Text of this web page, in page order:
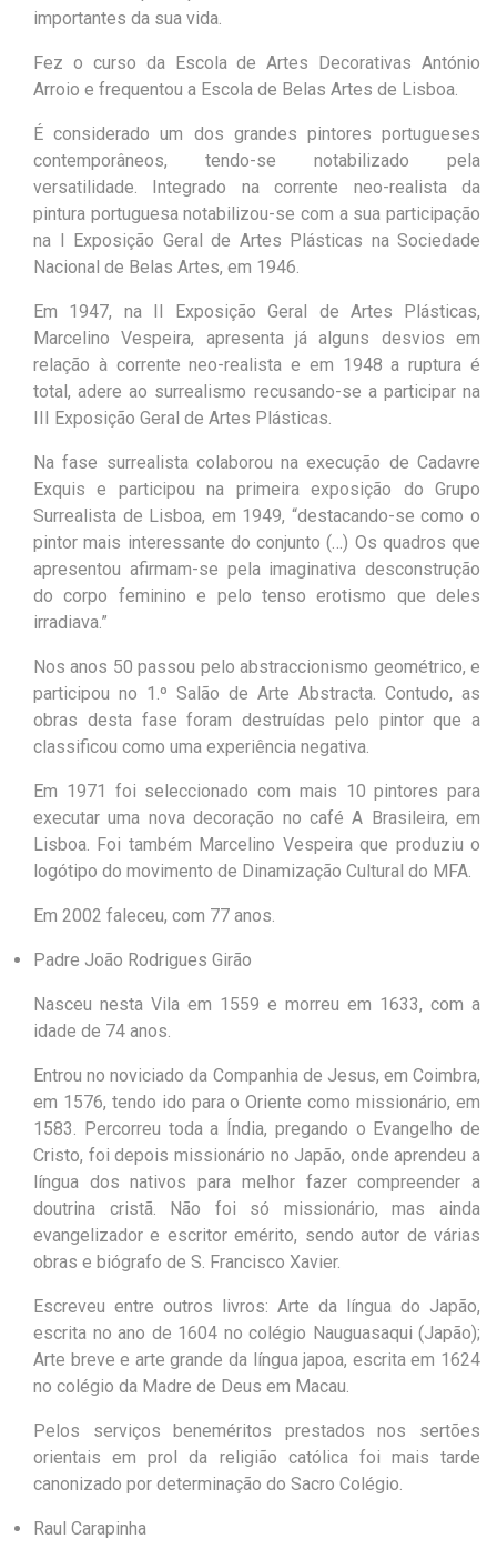
importantes da sua vida.
Fez o curso da Escola de Artes Decorativas António
Arroio e frequentou a Escola de Belas Artes de Lisboa.
É considerado um dos grandes pintores portugueses
contemporâneos, tendo-se notabilizado pela
versatilidade. Integrado na corrente neo-realista da
pintura portuguesa notabilizou-se com a sua participação
na I Exposição Geral de Artes Plásticas na Sociedade
Nacional de Belas Artes, em 1946.
Em 1947, na II Exposição Geral de Artes Plásticas,
Marcelino Vespeira, apresenta já alguns desvios em
relação à corrente neo-realista e em 1948 a ruptura é
total, adere ao surrealismo recusando-se a participar na
III Exposição Geral de Artes Plásticas.
Na fase surrealista colaborou na execução de Cadavre
Exquis e participou na primeira exposição do Grupo
Surrealista de Lisboa, em 1949, “destacando-se como o
pintor mais interessante do conjunto (…) Os quadros que
apresentou afirmam-se pela imaginativa desconstrução
do corpo feminino e pelo tenso erotismo que deles
irradiava.”
Nos anos 50 passou pelo abstraccionismo geométrico, e
participou no 1.º Salão de Arte Abstracta. Contudo, as
obras desta fase foram destruídas pelo pintor que a
classificou como uma experiência negativa.
Em 1971 foi seleccionado com mais 10 pintores para
executar uma nova decoração no café A Brasileira, em
Lisboa. Foi também Marcelino Vespeira que produziu o
logótipo do movimento de Dinamização Cultural do MFA.
Em 2002 faleceu, com 77 anos.
Padre João Rodrigues Girão
Nasceu nesta Vila em 1559 e morreu em 1633, com a
idade de 74 anos.
Entrou no noviciado da Companhia de Jesus, em Coimbra,
em 1576, tendo ido para o Oriente como missionário, em
1583. Percorreu toda a Índia, pregando o Evangelho de
Cristo, foi depois missionário no Japão, onde aprendeu a
língua dos nativos para melhor fazer compreender a
doutrina cristã. Não foi só missionário, mas ainda
evangelizador e escritor emérito, sendo autor de várias
obras e biógrafo de S. Francisco Xavier.
Escreveu entre outros livros: Arte da língua do Japão,
escrita no ano de 1604 no colégio Nauguasaqui (Japão);
Arte breve e arte grande da língua japoa, escrita em 1624
no colégio da Madre de Deus em Macau.
Pelos serviços beneméritos prestados nos sertões
orientais em prol da religião católica foi mais tarde
canonizado por determinação do Sacro Colégio.
Raul Carapinha